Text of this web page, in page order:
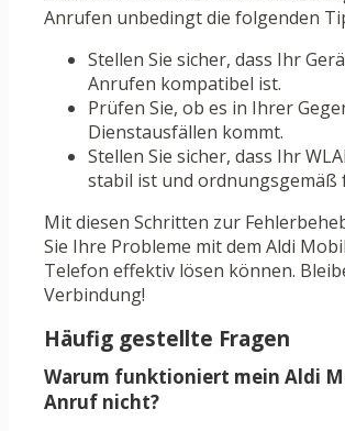
Anrufen unbedingt die folgenden
Stellen Sie sicher, dass Ihr
Anrufen kompatibel ist.
Prüfen Sie, ob es in Ihrer
Dienstausfällen kommt.
Stellen Sie sicher, dass Ihr
stabil ist und
Mit diesen Schritten zur
Sie Ihre Probleme mit dem Aldi
Telefon effektiv lösen können.
Verbindung!
Häufig gestellte Fragen
Warum funktioniert mein Aldi
Anruf nicht?